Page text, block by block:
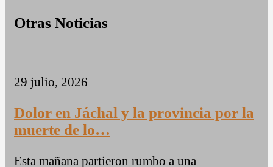
Otras Noticias
29 julio, 2026
Dolor en Jáchal y la provincia por la
muerte de lo…
Esta mañana partieron rumbo a una